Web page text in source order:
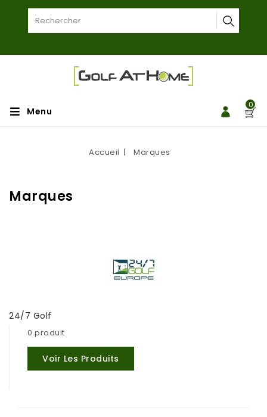
0
Menu
Accueil Marques
Marques
24/7 Golf
0 produit
Voir Les Produits